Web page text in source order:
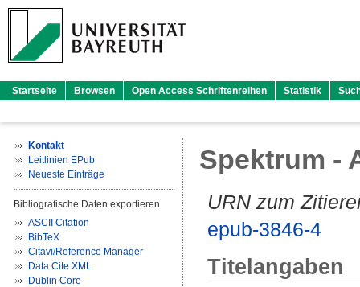
Startseite Browsen Open Access Schriftenreihen Statistik
Kontakt
Leitlinien EPub
Neueste Einträge
Bibliografische Daten exportieren
ASCII Citation
BibTeX
Citavi/Reference Manager
Data Cite XML
Dublin Core
Spektrum -
URN zum
epub-3846-4
Titelangaben